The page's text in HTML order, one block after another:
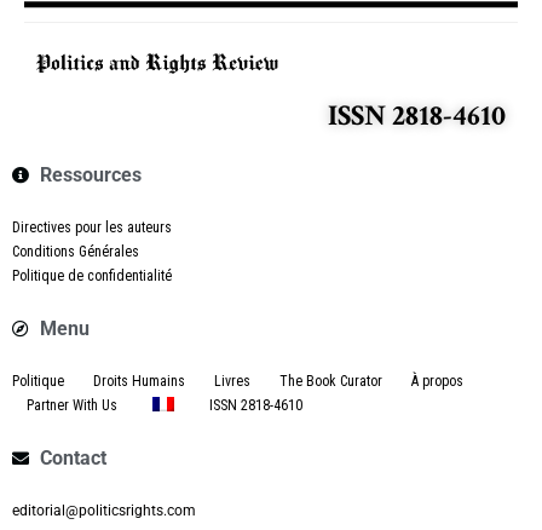
ISSN 2818-4610
Ressources
Directives pour les auteurs
Conditions Générales
Politique de confidentialité
Menu
Politique Droits Humains Livres The Book Curator
À propos
Partner With Us
ISSN 2818-4610
Contact
editorial@politicsrights.com